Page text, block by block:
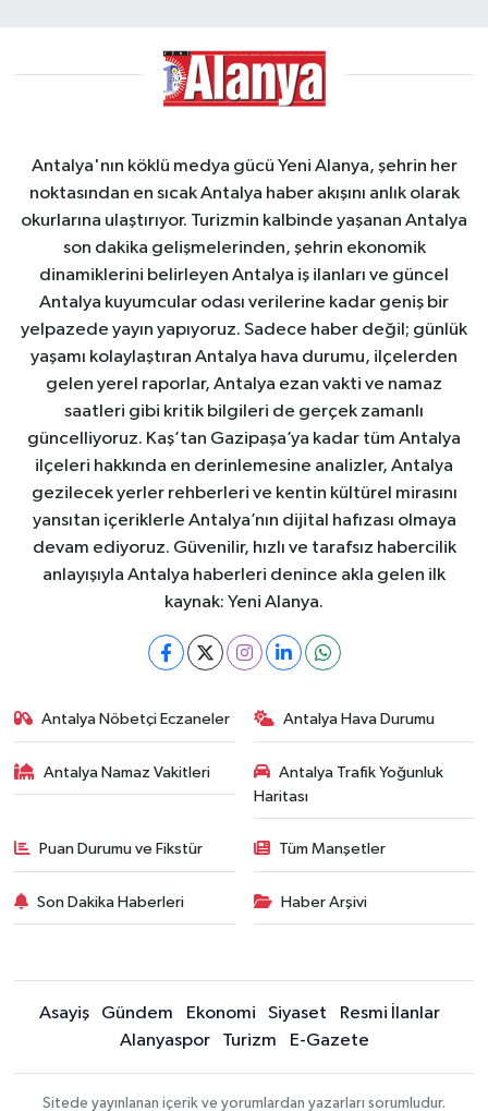
Antalya'nın köklü medya gücü Yeni Alanya, şehrin her
noktasından en sıcak Antalya haber akışını anlık olarak
okurlarına ulaştırıyor. Turizmin kalbinde yaşanan Antalya
son dakika gelişmelerinden, şehrin ekonomik
dinamiklerini belirleyen Antalya iş ilanları ve güncel
Antalya kuyumcular odası verilerine kadar geniş bir
yelpazede yayın yapıyoruz. Sadece haber değil; günlük
yaşamı kolaylaştıran Antalya hava durumu, ilçelerden
gelen yerel raporlar, Antalya ezan vakti ve namaz
saatleri gibi kritik bilgileri de gerçek zamanlı
güncelliyoruz. Kaş’tan Gazipaşa’ya kadar tüm Antalya
ilçeleri hakkında en derinlemesine analizler, Antalya
gezilecek yerler rehberleri ve kentin kültürel mirasını
yansıtan içeriklerle Antalya’nın dijital hafızası olmaya
devam ediyoruz. Güvenilir, hızlı ve tarafsız habercilik
anlayışıyla Antalya haberleri denince akla gelen ilk
kaynak: Yeni Alanya.
Antalya Nöbetçi Eczaneler Antalya Hava Durumu
Antalya Namaz Vakitleri
Antalya Trafik Yoğunluk
Haritası
Puan Durumu ve Fikstür Tüm Manşetler
Son Dakika Haberleri Haber Arşivi
Asayiş Gündem Ekonomi Siyaset
Resmi İlanlar
Alanyaspor
Turizm E-Gazete
Sitede yayınlanan içerik ve yorumlardan yazarları sorumludur.